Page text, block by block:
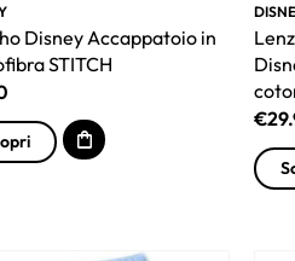
Disney Accappatoio in
STITCH
€